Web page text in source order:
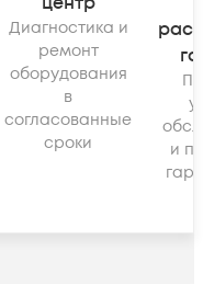
Диагностика и
ремонт
оборудования
в
согласованные
сроки
и